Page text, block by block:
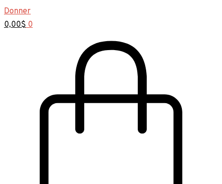
Donner
0,00$ 0